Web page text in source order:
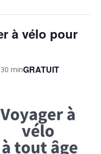
à vélo pour
minGRATUIT